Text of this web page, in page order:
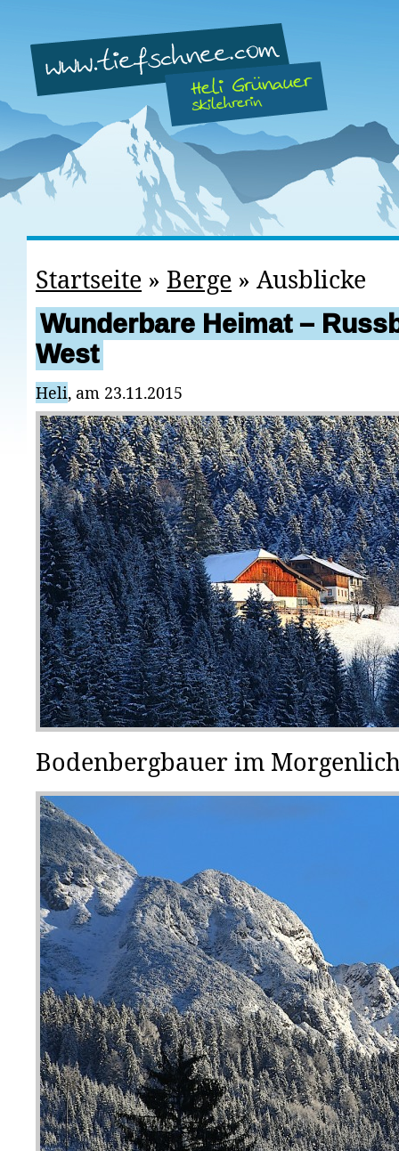
Startseite » Berge » Ausblicke
Wunderbare Heimat –
West
Heli, am 23.11.2015
Bodenbergbauer im